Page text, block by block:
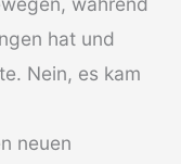
hat und
Nein, es kam
neuen